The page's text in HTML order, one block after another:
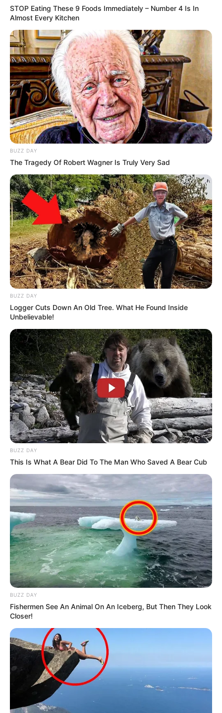
TAGS
STOP Eating These 9 Foods Immediately – Number 4 Is In
Almost Every Kitchen
BUZZ DAY
The Tragedy Of Robert Wagner Is Truly Very Sad
BUZZ DAY
Logger Cuts Down An Old Tree. What He Found Inside
Unbelievable!
BUZZ DAY
This Is What A Bear Did To The Man Who Saved A Bear Cub
BUZZ DAY
Fishermen See An Animal On An Iceberg, But Then They Look
Closer!